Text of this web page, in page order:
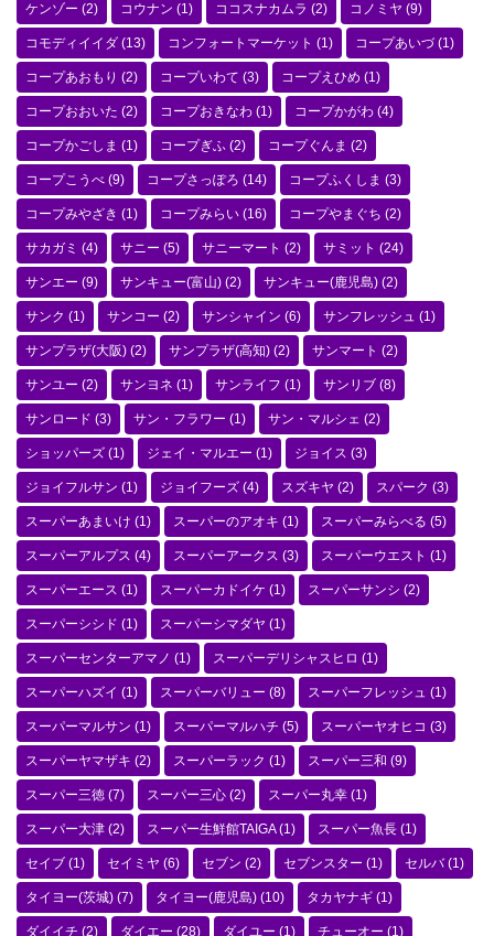
ケンゾー (2) コウナン (1) ココスナカムラ (2) コノミヤ (9)
コモディイイダ (13) コンフォートマーケット (1) コープあいづ(1)
コープあおもり (2) コープいわて (3) コープえひめ (1)
コープおおいた (2) コープおきなわ (1) コープかがわ (4)
コープかごしま (1) コープぎふ (2) コープぐんま (2)
コープこうべ (9) コープさっぽろ (14) コープふくしま (3)
コープみやざき (1) コープみらい (16) コープやまぐち (2)
サカガミ (4) サニー (5) サニーマート (2) サミット (24)
サンエー (9) サンキュー(富山) (2) サンキュー(鹿児島) (2)
サンク (1) サンコー (2) サンシャイン (6) サンフレッシュ (1)
サンプラザ(大阪) (2) サンプラザ(高知) (2) サンマート (2)
サンユー (2) サンヨネ (1) サンライフ (1) サンリブ (8)
サンロード (3) サン・フラワー (1) サン・マルシェ (2)
ショッパーズ (1) ジェイ・マルエー (1) ジョイス (3)
ジョイフルサン (1) ジョイフーズ (4) スズキヤ (2) スパーク (3)
スーパーあまいけ (1) スーパーのアオキ (1) スーパーみらべる (5)
スーパーアルプス (4) スーパーアークス (3) スーパーウエスト (1)
スーパーエース (1) スーパーカドイケ (1) スーパーサンシ (2)
スーパーシシド (1) スーパーシマダヤ (1)
スーパーセンターアマノ (1) スーパーデリシャスヒロ (1)
スーパーハズイ (1) スーパーバリュー (8) スーパーフレッシュ (1)
スーパーマルサン (1) スーパーマルハチ (5) スーパーヤオヒコ (3)
スーパーヤマザキ (2) スーパーラック (1) スーパー三和 (9)
スーパー三徳 (7) スーパー三心 (2) スーパー丸幸 (1)
スーパー大津 (2) スーパー生鮮館TAIGA(1) スーパー魚長 (1)
セイブ (1) セイミヤ (6) セブン (2) セブンスター (1) セルバ(1)
タイヨー(茨城) (7) タイヨー(鹿児島) (10) タカヤナギ (1)
ダイイチ (2) ダイエー (28) ダイユー (1) チューオー (1)